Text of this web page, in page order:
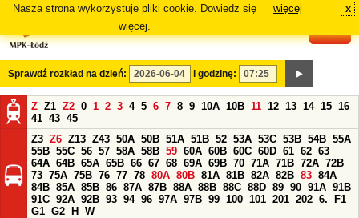
Nasza strona wykorzystuje pliki cookie. Dowiedz się
więcej.
więcej x
Sprawdź rozkład na dzień: i godzinę:
Z Z1 Z2 0 1 2 3 4 5 6 7 8 9 10A 10B 11 12 13 14 15 16
41 43 45
Z3 Z6 Z13 Z43 50A 50B 51A 51B 52 53A 53C 53B 54B 55A
55B 55C 56 57 58A 58B 59 60A 60B 60C 60D 61 62 63
64A 64B 65A 65B 66 67 68 69A 69B 70 71A 71B 72A 72B
73 75A 75B 76 77 78 80A 80B 81A 81B 82A 82B 83 84A
84B 85A 85B 86 87A 87B 88A 88B 88C 88D 89 90 91A 91B
91C 92A 92B 93 94 96 97A 97B 99 100 101 201 202 6.
F1
G1 G2 H
W